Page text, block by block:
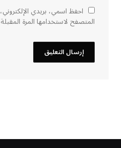
احفظ اسمي، بريدي
المتصفح لاستخدامها المرة